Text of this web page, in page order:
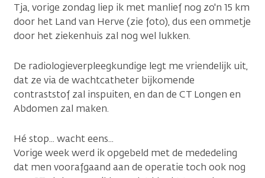
Tja, vorige zondag liep ik met manlief nog zo'n 15 km
door het Land van Herve (zie foto), dus een ommetje
door het ziekenhuis zal nog wel lukken.
De radiologieverpleegkundige legt me vriendelijk uit,
dat ze via de wachtcatheter bijkomende
contraststof zal inspuiten, en dan de CT Longen en
Abdomen zal maken.
Hé stop... wacht eens...
Vorige week werd ik opgebeld met de mededeling
dat men voorafgaand aan de operatie toch ook nog